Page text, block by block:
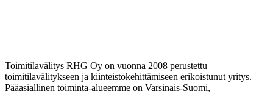
Toimitilavälitys RHG Oy on vuonna 2008 perustettu
toimitilavälitykseen ja kiinteistökehittämiseen erikoistunut yritys.
Pääasiallinen toiminta-alueemme on Varsinais-Suomi,